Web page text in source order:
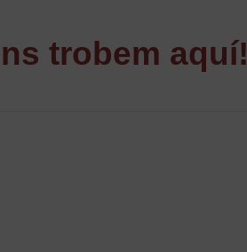
trobem aquí!